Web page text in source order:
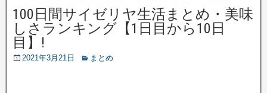
100日間サイゼリヤ生活まとめ・美味
しさランキング【1日目から10日
目】!
2021年3月21日 まとめ